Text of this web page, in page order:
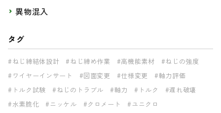
異物混入
タグ
#ねじ締結体設計 #ねじ締め作業 #高機能素材
#ねじの強度
#ワイヤーインサート
#図面変更 #仕様変更
#軸力評価
#トルク試験
#ねじのトラブル #軸力 #トルク
#遅れ破壊
#水素脆化
#ニッケル #クロメート
#ユニクロ